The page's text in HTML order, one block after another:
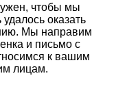
чтобы мы
оказать
Мы направим
и письмо с
к вашим
лицам.